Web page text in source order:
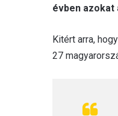
évben azokat
Kitért arra,
27